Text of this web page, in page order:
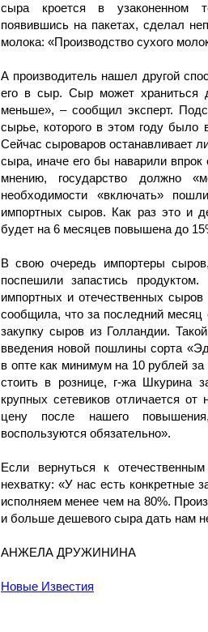
сыра кроется в узаконенном
появившись на пакетах, сделал
молока: «Производство сухого
А производитель нашел другой
его в сыр. Сыр может храниться
меньше», – сообщил эксперт.
сырье, которого в этом году
Сейчас сыроваров останавливает
сыра, иначе его бы наварили
мнению, государство должно
необходимости «включать»
импортных сыров. Как раз это и
будет на 6 месяцев повышена до
В свою очередь импортеры
поспешили запастись
импортных и отечественных
сообщила, что за последний
закупку сыров из Голландии.
введения новой пошлины сорта
в опте как минимум на 10 рублей
стоить в рознице, г-жа Шкурина
крупных сетевиков отличается
цену после нашего
воспользуются обязательно».
Если вернуться к
нехватку: «У нас есть конкретные
исполняем менее чем на 80%.
и больше дешевого сыра дать нам
АНЖЕЛА ДРУЖИНИНА
Новые Известия